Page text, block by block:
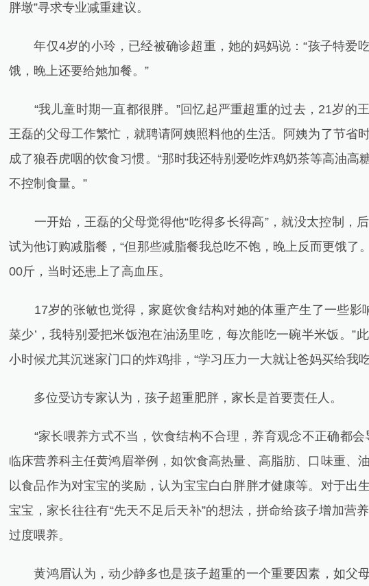
胖墩”寻求专业减重建议。
年仅4岁的小玲，已经被确诊超重，她的妈妈说：“孩子特爱
饿，晚上还要给她加餐。”
“我儿童时期一直都很胖。”回忆起严重超重的过去，21岁的王
王磊的父母工作繁忙，就聘请阿姨照料他的生活。阿姨为了节省
成了狼吞虎咽的饮食习惯。“那时我还特别爱吃炸鸡奶茶等高油高
不控制食量。”
一开始，王磊的父母觉得他“吃得多长得高”，就没太控制，
试为他订购减脂餐，“但那些减脂餐我总吃不饱，晚上反而更饿了
00斤，当时还患上了高血压。
17岁的张敏也觉得，家庭饮食结构对她的体重产生了一些影
菜少’，我特别爱把米饭泡在油汤里吃，每次能吃一碗半米饭。”
小时候尤其沉迷家门口的炸鸡排，“学习压力一大就让爸妈买给我
多位受访专家认为，孩子超重肥胖，家长是首要责任人。
“家长喂养方式不当，饮食结构不合理，养育观念不正确都会
临床营养科主任黄鸿眉举例，如饮食高热量、高脂肪、口味重、
以食品作为对宝宝的奖励，认为宝宝白白胖胖才健康等。对于出
宝宝，家长往往有“先天不足后天补”的想法，拼命给孩子增加营
过度喂养。
黄鸿眉认为，动少静多也是孩子超重的一个重要因素，如父